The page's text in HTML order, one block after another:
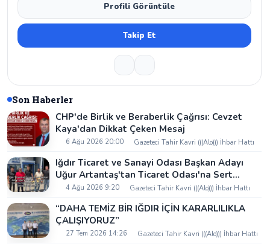
Profili Görüntüle
Takip Et
Son Haberler
CHP'de Birlik ve Beraberlik Çağrısı: Cevzet
Kaya'dan Dikkat Çeken Mesaj
6 Ağu 2026 20:00 Gazeteci Tahir Kavri (((Alo))) İhbar Hattı
Iğdır Ticaret ve Sanayi Odası Başkan Adayı
Uğur Artantaş'tan Ticaret Odası'na Sert
Eleştiri: "Nakliyeci Sahipsiz Bırakılamaz"
4 Ağu 2026 9:20 Gazeteci Tahir Kavri (((Alo))) İhbar Hattı
“DAHA TEMİZ BİR IĞDIR İÇİN KARARLILIKLA
ÇALIŞIYORUZ”
27 Tem 2026 14:26 Gazeteci Tahir Kavri (((Alo))) İhbar Hattı